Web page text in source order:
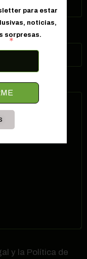
y la Política de
para estar
noticias,
sorpresas.